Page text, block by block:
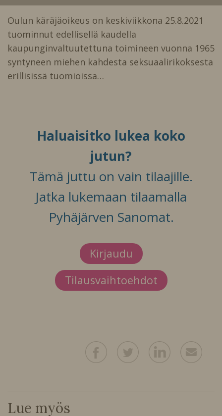
Oulun käräjäoikeus on keskiviikkona 25.8.2021
tuominnut edellisellä kaudella
kaupunginvaltuutettuna toimineen vuonna 1965
syntyneen miehen kahdesta seksuaalirikoksesta
erillisissä tuomioissa…
Haluaisitko lukea koko
jutun?
Tämä juttu on vain tilaajille.
Jatka lukemaan tilaamalla
Pyhäjärven Sanomat.
Kirjaudu
Tilausvaihtoehdot
Lue myös